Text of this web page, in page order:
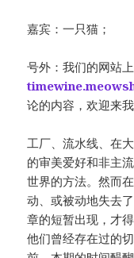
嘉宾：一只猫；
号外：我们的网站
论的内容，欢迎来
工厂、流水线、在
的审美爱好和非主
世界的方法。然而
动、或被动地失去
章的短暂出现，才
他们曾经存在过的